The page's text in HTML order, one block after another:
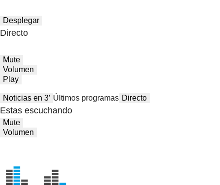
Desplegar
Directo
Mute
Volumen
Play
Noticias en 3′ Últimos programas Directo
Estas escuchando
Mute
Volumen